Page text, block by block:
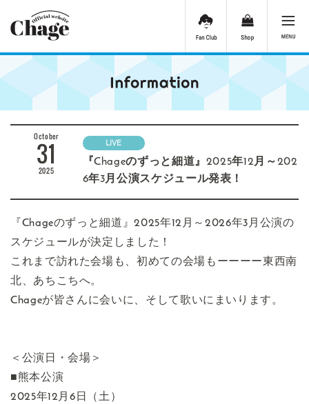
October
31
2025
LIVE
『Chageのずっと細道』2025年12月～202
6年3月公演スケジュール発表！
『Chageのずっと細道』2025年12月～2026年3月公演の
スケジュールが決定しました！
これまで訪れた会場も、初めての会場もーーーー東西南
北、あちこちへ。
Chageが皆さんに会いに、そして歌いにまいります。
＜公演日・会場＞
■熊本公演
2025年12月6日（土）